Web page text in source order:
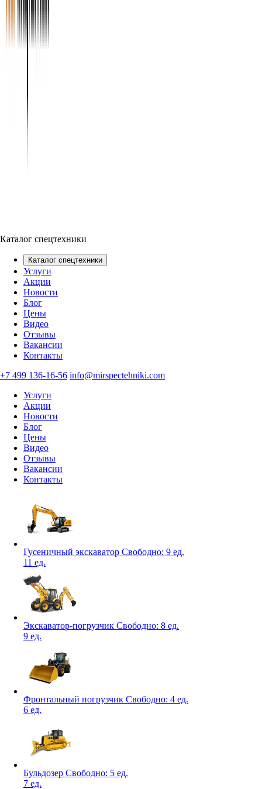
Каталог спецтехники
Каталог спецтехники
Услуги
Акции
Новости
Блог
Цены
Видео
Отзывы
Вакансии
Контакты
+7 499 136-16-56 info@mirspectehniki.com
Услуги
Акции
Новости
Блог
Цены
Видео
Отзывы
Вакансии
Контакты
Гусеничный экскаватор Свободно: 9 ед.
11 ед.
Экскаватор-погрузчик Свободно: 8 ед.
9 ед.
Фронтальный погрузчик Свободно: 4 ед.
6 ед.
Бульдозер Свободно: 5 ед.
7 ед.